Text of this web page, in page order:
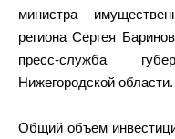
министра
региона Сергея
пресс-служба
Нижегородской области.
Общий объем